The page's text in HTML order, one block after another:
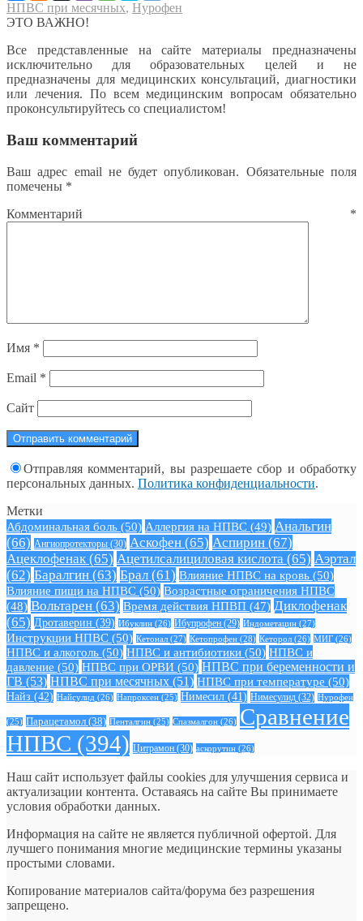
НПВС при месячных, Нурофен
ЭТО ВАЖНО!
Все представленные на сайте материалы предназначены
исключительно для образовательных целей и не
предназначены для медицинских консультаций, диагностики
или лечения. По всем медицинским вопросам обязательно
проконсультируйтесь со специалистом!
Ваш комментарий
Ваш адрес email не будет опубликован. Обязательные поля
помечены *
Комментарий *
Имя *
Email *
Сайт
Отправляя комментарий, вы разрешаете сбор и обработку
персональных данных. Политика конфиденциальности.
Метки
Абдоминальная боль (50) Аллергия на НПВС (49) Анальгин
(66) Ангиопротекторы (30) Аскофен (65) Аспирин (67)
Ацеклофенак (65) Ацетилсалициловая кислота (65) Аэртал
(62) Баралгин (63) Брал (61) Влияние НПВС на кровь (50)
Влияние пищи на НПВС (50) Возрастные ограничения НПВС
(48) Вольтарен (63) Время действия НПВП (47) Диклофенак
(65) Дротаверин (39) Ибуклин (26) Ибупрофен (29) Индометацин (27)
Инструкции НПВС (50) Кетонал (27) Кетопрофен (28) Кеторол (26) МИГ (26)
НПВС и алкоголь (50) НПВС и антибиотики (50) НПВС и
давление (50) НПВС при ОРВИ (50) НПВС при беременности и
ГВ (53) НПВС при месячных (51) НПВС при температуре (50)
Найз (42) Найсулид (26) Напроксен (25) Нимесил (41) Нимесулид (32) Нурофен
(25) Парацетамол (38) Пенталгин (25) Спазмалгон (26) Сравнение
НПВС (394) Цитрамон (30) аскорутин (26)
Наш сайт использует файлы cookies для улучшения сервиса и
актуализации контента. Оставаясь на сайте Вы принимаете
условия обработки данных.
Информация на сайте не является публичной офертой. Для
лучшего понимания многие медицинские термины указаны
простыми словами.
Копирование материалов сайта/форума без разрешения
запрещено.